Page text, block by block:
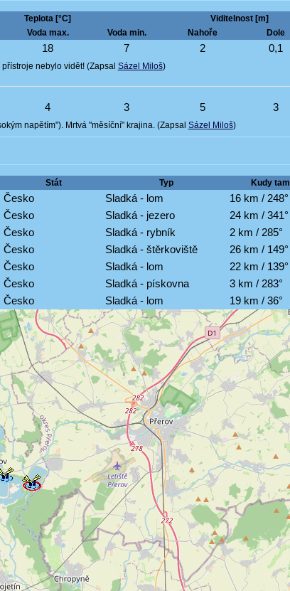
Teplota [°C]
Viditelnost [m]
Voda max. Voda min. Nahoře Dole
18 7 2 0,1
nebylo vidět! (Zapsal Sázel Miloš)
4 3 5 3
napětím"). Mrtvá "měsíční" krajina. (Zapsal Sázel Miloš)
Stát Typ Kudy tam
Česko Sladká - lom
16 km / 248°
Česko Sladká - jezero
24 km / 341°
Česko Sladká - rybník
2 km / 285°
Česko Sladká - štěrkoviště
26 km / 149°
Česko Sladká - lom
22 km / 139°
Česko Sladká - pískovna
3 km / 283°
Česko Sladká - lom 19 km / 36°